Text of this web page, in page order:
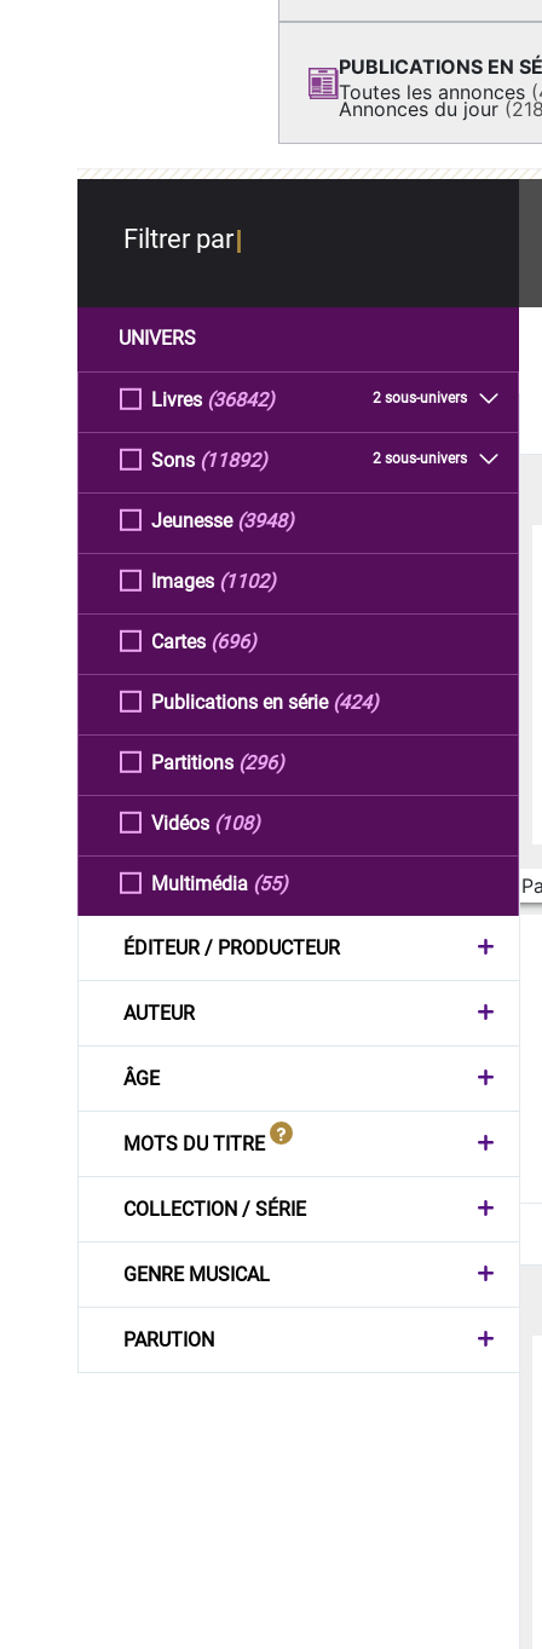
PUBLICATIONS EN
Toutes les annonces
Annonces du jour
Filtrer par
UNIVERS
Livres 2 sous-univers
(36842)
Sons 2 sous-univers
(11892)
Jeunesse (3948)
Images (1102)
Cartes (696)
Publications en série (424)
Partitions (296)
Vidéos (108)
Multimédia (55)
ÉDITEUR / PRODUCTEUR
AUTEUR
ÂGE
MOTS DU TITRE
COLLECTION / SÉRIE
GENRE MUSICAL
PARUTION